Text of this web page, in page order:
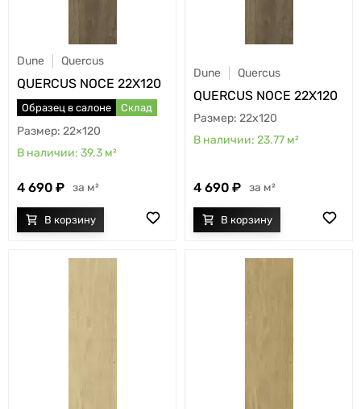
Dune Quercus
QUERCUS NOCE 22X120
Образец в салоне Склад
22×120
39.3 м²
4 690 м²
Dune Quercus
QUERCUS NOCE 22X120
22x120
23.77 м²
4 690 м²